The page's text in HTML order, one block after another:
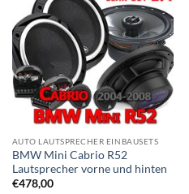
Zu
Wunschliste
hinzufügen
AUTO LAUTSPRECHER EINBAUSETS
BMW Mini Cabrio R52
Lautsprecher vorne und hinten
€478,00